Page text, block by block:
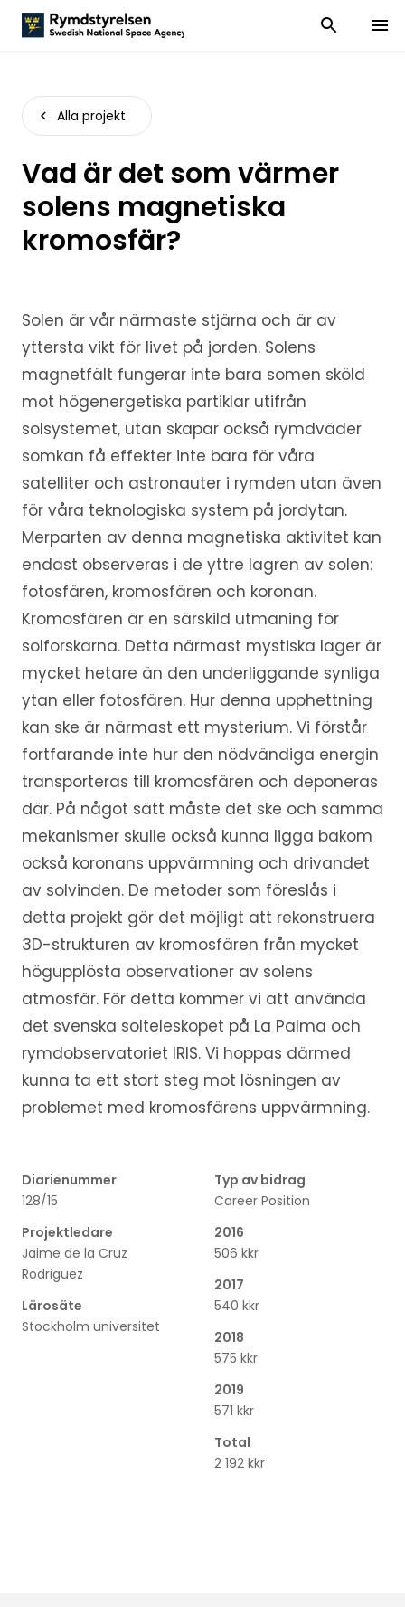
Visa och dölj
Visa
Alla projekt
Vad är det som värmer
solens magnetiska
kromosfär?
Solen är vår närmaste stjärna och är av
yttersta vikt för livet på jorden. Solens
magnetfält fungerar inte bara somen sköld
mot högenergetiska partiklar utifrån
solsystemet, utan skapar också rymdväder
somkan få effekter inte bara för våra
satelliter och astronauter i rymden utan även
för våra teknologiska system på jordytan.
Merparten av denna magnetiska aktivitet kan
endast observeras i de yttre lagren av solen:
fotosfären, kromosfären och koronan.
Kromosfären är en särskild utmaning för
solforskarna. Detta närmast mystiska lager är
mycket hetare än den underliggande synliga
ytan eller fotosfären. Hur denna upphettning
kan ske är närmast ett mysterium. Vi förstår
fortfarande inte hur den nödvändiga energin
transporteras till kromosfären och deponeras
där. På något sätt måste det ske och samma
mekanismer skulle också kunna ligga bakom
också koronans uppvärmning och drivandet
av solvinden. De metoder som föreslås i
detta projekt gör det möjligt att rekonstruera
3D-strukturen av kromosfären från mycket
högupplösta observationer av solens
atmosfär. För detta kommer vi att använda
det svenska solteleskopet på La Palma och
rymdobservatoriet IRIS. Vi hoppas därmed
kunna ta ett stort steg mot lösningen av
problemet med kromosfärens uppvärmning.
Diarienummer
128/15
Projektledare
Jaime de la Cruz
Rodriguez
Lärosäte
Stockholm universitet
Typ av bidrag
Career Position
2016
506 kkr
2017
540 kkr
2018
575 kkr
2019
571 kkr
Total
2 192 kkr